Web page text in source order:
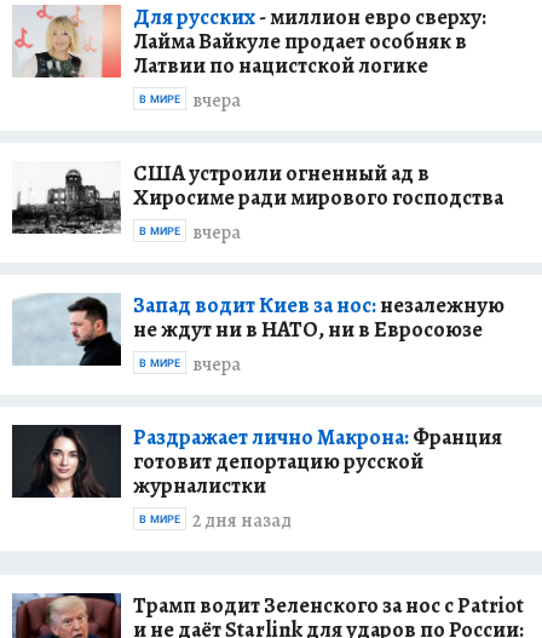
Для русских- миллион евро сверху:
Лайма Вайкуле продает особняк в
Латвии по нацистской логике
вчера
В МИРЕ
США устроили огненный ад в
Хиросиме ради мирового господства
вчера
В МИРЕ
Запад водит Киев за нос:незалежную
не ждут ни в НАТО, ни в Евросоюзе
вчера
В МИРЕ
Раздражает лично Макрона:Франция
готовит депортацию русской
журналистки
2 дня назад
В МИРЕ
Трамп водит Зеленского за нос с Patriot
и не даёт Starlink для ударов по России: